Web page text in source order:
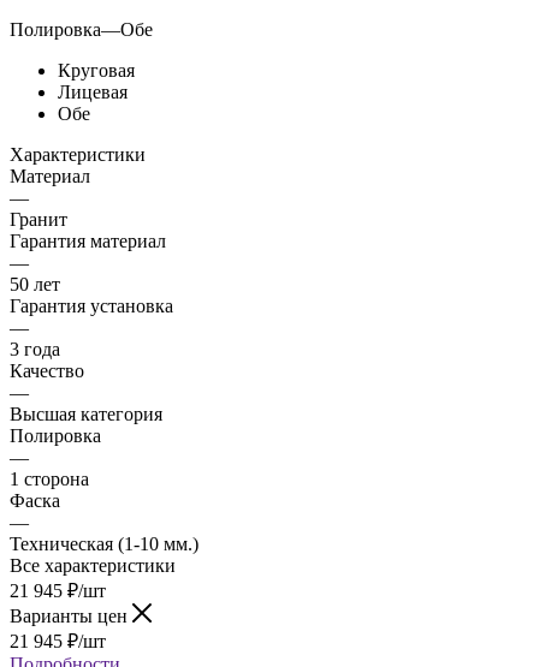
Полировка—Обе
Круговая
Лицевая
Обе
Характеристики
Материал
—
Гранит
Гарантия материал
—
50 лет
Гарантия установка
—
3 года
Качество
—
Высшая категория
Полировка
—
1 сторона
Фаска
—
Техническая (1-10 мм.)
Все характеристики
21 945 ₽/шт
Варианты цен
21 945 ₽/шт